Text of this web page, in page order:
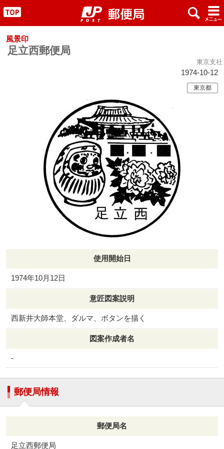
" x #
風景印
足立西郵便局
東京支社
1974-10-12
東京都
使用開始日
1974年10月12日
意匠図案説明
西新井大師本堂、ダルマ、ボタンを描く
図案作成者名
-
郵便局情報
郵便局名
足立西郵便局